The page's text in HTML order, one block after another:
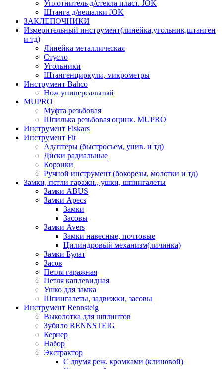
Уплотнитель д/стекла пласт. JOK
Штанга д/вешалки JOK
ЗАКЛЕПОЧНИКИ
Измерительный инструмент(линейка,угольник,штанген
и тд)
Линейка металлическая
Стусло
Угольники
Штангенциркули, микрометры
Инструмент Bahco
Нож универсальный
MUPRO
Муфта резьбовая
Шпилька резьбовая оцинк. MUPRO
Инструмент Fiskars
Инструмент Fit
Адаптеры (быстросъем, унив. и тд)
Диски радиальные
Коронки
Ручной инструмент (бокорезы, молотки и тд)
Замки, петли гаражн., ушки, шпингалеты
Замки ABUS
Замки Apecs
Замки
Засовы
Замки Avers
Замки навесные, почтовые
Цилиндровый механизм(личинка)
Замки Булат
Засов
Петля гаражная
Петля каплевидная
Ушко для замка
Шпингалеты, задвижки, засовы
Инструмент Rennsteig
Выколотка для шплинтов
Зубило RENNSTEIG
Кернер
Набор
Экстрактор
С двумя реж. кромками (клиновой)